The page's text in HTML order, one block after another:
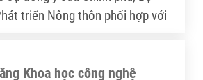
lĩnh vực, đặc biệt trong việc
triển Nông thôn phối hợp với
Kinh tế và Quy hoạch Thủy sản
Khoa học công nghệ